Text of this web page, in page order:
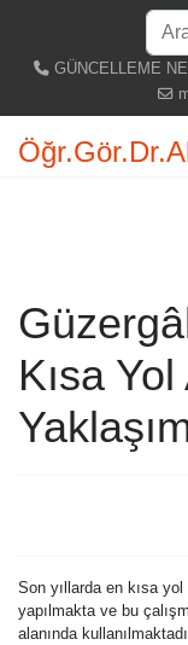
GÜNCELLEME
Kısa
Son yıllarda en kısa
yapılmakta ve bu
alanında